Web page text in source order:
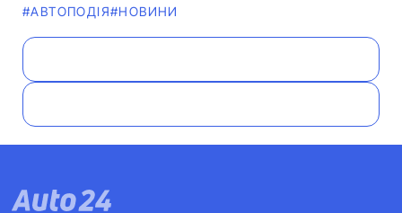
#АВТОПОДІЯ#НОВИНИ